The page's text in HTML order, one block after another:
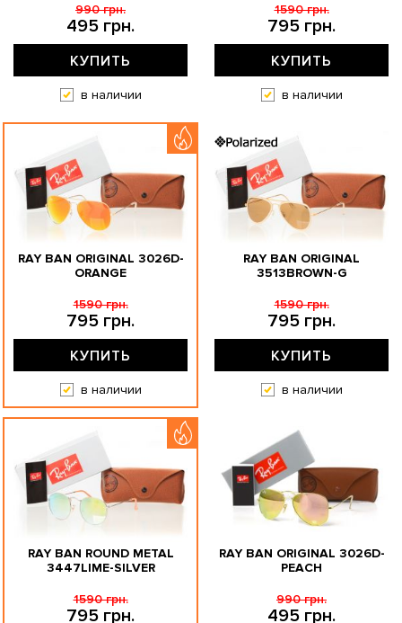
495 грн.
990 грн.
КУПИТЬ
в наличии
795 грн.
1590 грн.
КУПИТЬ
в наличии
RAY BAN ORIGINAL 3026D-
ORANGE
795 грн.
1590 грн.
КУПИТЬ
в наличии
RAY BAN ORIGINAL
3513BROWN-G
795 грн.
1590 грн.
КУПИТЬ
в наличии
RAY BAN ROUND METAL
3447LIME-SILVER
795 грн.
1590 грн.
RAY BAN ORIGINAL 3026D-
PEACH
495 грн.
990 грн.